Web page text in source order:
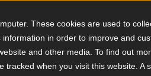
These cookies are used to
in order to improve and
and other media. To find out
tracked when you visit this website.